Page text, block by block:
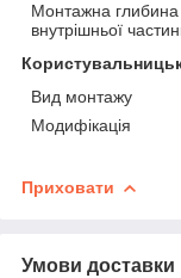
Монтажна глибина
внутрішньої
Вид монтажу
Модифікація
Приховати
Умови доставки